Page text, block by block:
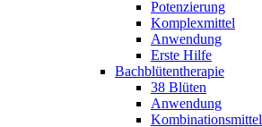
Potenzierung
Komplexmittel
Anwendung
Erste Hilfe
Bachblütentherapie
38 Blüten
Anwendung
Kombinationsmittel